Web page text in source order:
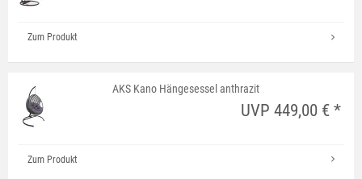
Zum Produkt
AKS Kano Hängesessel anthrazit
UVP 449,00 € *
Zum Produkt